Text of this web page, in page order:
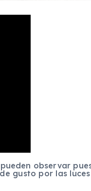
observar
gusto por las